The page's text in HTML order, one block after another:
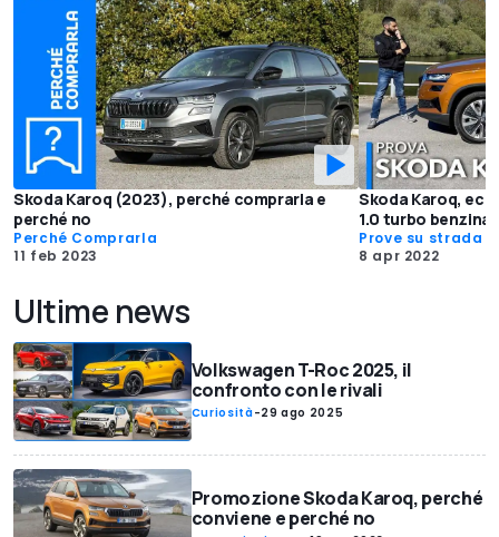
Skoda Karoq (2023), perché comprarla e
perché no
Perché Comprarla
11 feb 2023
Skoda Karoq,
1.0 turbo benzina
Prove su strada
8 apr 2022
Ultime news
Volkswagen T-Roc 2025, il
confronto con le rivali
Curiosità-29 ago 2025
Promozione Skoda Karoq, perché
conviene e perché no